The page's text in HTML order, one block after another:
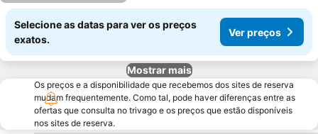
Selecione as datas para ver os preços
exatos.
Ver preços
Mostrar mais
Os preços e a disponibilidade que recebemos dos sites de reserva
mudam frequentemente. Como tal, pode haver diferenças entre as
ofertas que consulta no trivago e os preços que estão disponíveis
nos sites de reserva.